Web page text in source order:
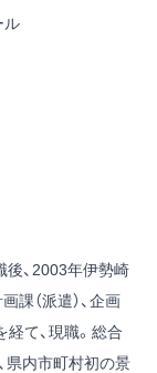
ル
、2003年伊勢崎
（派遣）、企画
経て、現職。総合
県内市町村初の景